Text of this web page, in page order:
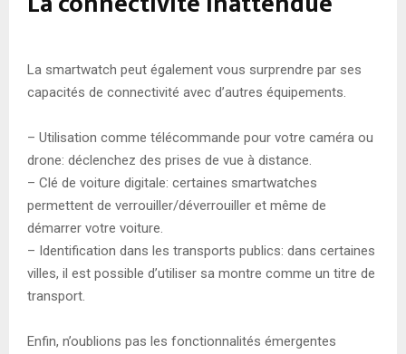
La smartwatch peut également vous surprendre par ses
capacités de connectivité avec d’autres équipements.
– Utilisation comme télécommande pour votre caméra ou
drone: déclenchez des prises de vue à distance.
– Clé de voiture digitale: certaines smartwatches
permettent de verrouiller/déverrouiller et même de
démarrer votre voiture.
– Identification dans les transports publics: dans certaines
villes, il est possible d’utiliser sa montre comme un titre de
transport.
Enfin, n’oublions pas les fonctionnalités émergentes